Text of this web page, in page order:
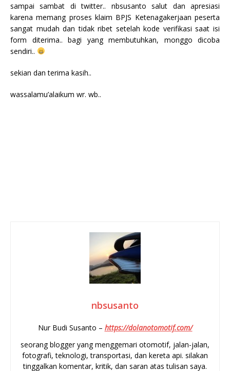
sampai sambat di twitter.. nbsusanto salut dan apresiasi
karena memang proses klaim BPJS Ketenagakerjaan peserta
sangat mudah dan tidak ribet setelah kode verifikasi saat isi
form diterima.. bagi yang membutuhkan, monggo dicoba
sendiri..
sekian dan terima kasih..
wassalamu’alaikum wr. wb..
nbsusanto
Nur Budi Susanto – https://dolanotomotif.com/
seorang blogger yang menggemari otomotif, jalan-jalan,
fotografi, teknologi, transportasi, dan kereta api. silakan
tinggalkan komentar, kritik, dan saran atas tulisan saya.